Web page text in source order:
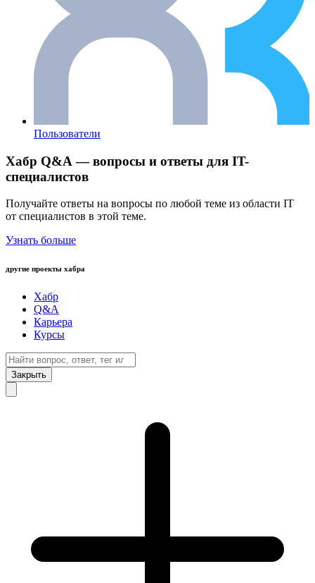
Пользователи
Хабр Q&A — вопросы и ответы для IT-
специалистов
Получайте ответы на вопросы по любой теме из области IT
от специалистов в этой теме.
Узнать больше
другие проекты хабра
Хабр
Q&A
Карьера
Курсы
Закрыть